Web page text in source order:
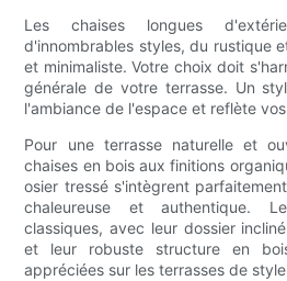
Les chaises longues
d'innombrables styles, du rustique
et minimaliste. Votre choix doit
générale de votre terrasse. Un
l'ambiance de l'espace et reflète
Pour une terrasse naturelle et
chaises en bois aux finitions
osier tressé s'intègrent
chaleureuse et authentique.
classiques, avec leur dossier
et leur robuste structure en
appréciées sur les terrasses de